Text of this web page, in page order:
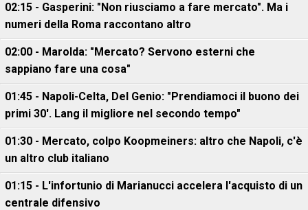
02:15 - Gasperini: "Non riusciamo a fare mercato". Ma i
numeri della Roma raccontano altro
02:00 - Marolda: "Mercato? Servono esterni che
sappiano fare una cosa"
01:45 - Napoli-Celta, Del Genio: "Prendiamoci il buono dei
primi 30'. Lang il migliore nel secondo tempo"
01:30 - Mercato, colpo Koopmeiners: altro che Napoli, c'è
un altro club italiano
01:15 - L'infortunio di Marianucci accelera l'acquisto di un
centrale difensivo